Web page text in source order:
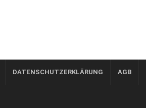
DATENSCHUTZERKLÄRUNG AGB